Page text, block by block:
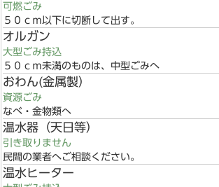
可燃ごみ
５０ｃｍ以下に切断して出す。
オルガン
大型ごみ持込
５０ｃｍ未満のものは、中型ごみへ
おわん(金属製）
資源ごみ
なべ・金物類へ
温水器（天日等）
引き取りません
民間の業者へご相談ください。
温水ヒーター